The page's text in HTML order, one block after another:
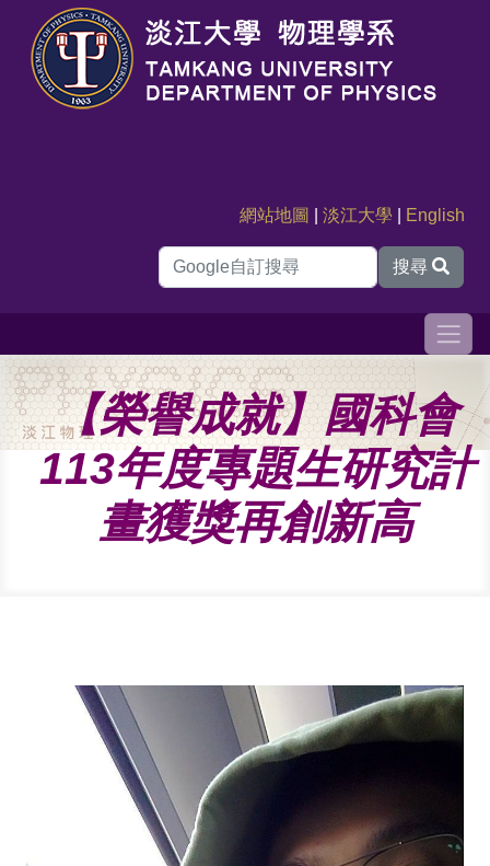
網站地圖 |淡江大學 English
搜尋
【榮譽成就】國科會
113年度專題生研究計
畫獲獎再創新高